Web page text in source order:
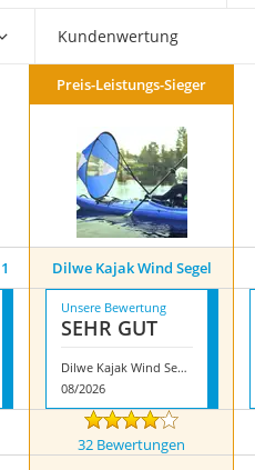
Kundenwertung
Preis-Leistungs-Sieger
Dilwe Kajak Wind Segel
Unsere Bewertung
SEHR GUT
Dilwe Kajak Wind Segel
08/2026
32 Bewertungen